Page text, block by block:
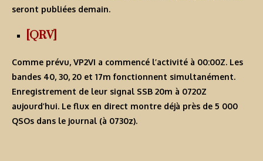
seront publiées demain.
[QRV]
Comme prévu, VP2VI a commencé l’activité à 00:00Z. Les
bandes 40, 30, 20 et 17m fonctionnent simultanément.
Enregistrement de leur signal SSB 20m à 0720Z
aujourd’hui. Le flux en direct montre déjà près de 5 000
QSOs dans le journal (à 0730z).